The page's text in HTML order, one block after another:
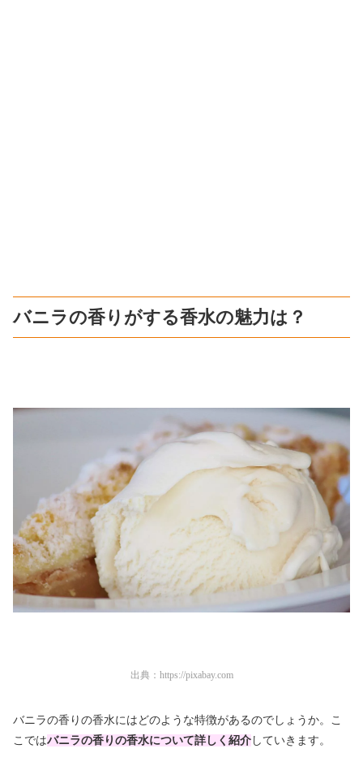
バニラの香りがする香水の魅力は？
出典： https://pixabay.com
バニラの香りの香水にはどのような特徴があるのでしょうか。こ
こではバニラの香りの香水について詳しく紹介 していきます。